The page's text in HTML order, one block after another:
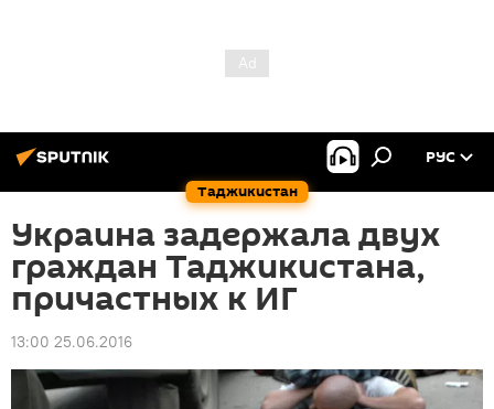
Таджикистан
РУС
Украина задержала двух
граждан Таджикистана,
причастных к ИГ
13:00 25.06.2016